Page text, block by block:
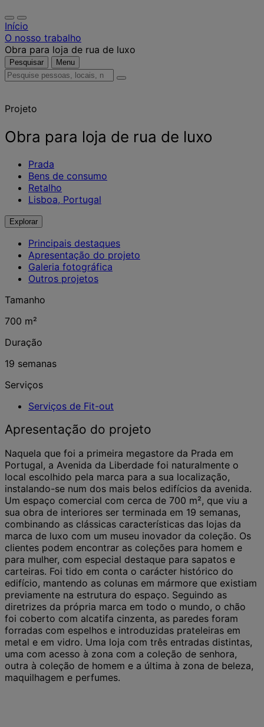
Início
O nosso trabalho
Obra para loja de rua de luxo
Pesquisar Menu
Pesquise
notícias
informações
Projeto
Obra para loja de rua de luxo
Prada
Bens de consumo
Retalho
Lisboa, Portugal
Explorar
Principais destaques
Apresentação do projeto
Galeria fotográfica
Outros projetos
Tamanho
700 m²
Duração
19 semanas
Serviços
Serviços de Fit-out
Apresentação do projeto
Naquela que foi a primeira megastore da Prada em
Portugal, a Avenida da Liberdade foi naturalmente o
local escolhido pela marca para a sua localização,
instalando-se num dos mais belos edifícios da avenida.
Um espaço comercial com cerca de 700 m², que viu a
sua obra de interiores ser terminada em 19 semanas,
combinando as clássicas características das lojas da
marca de luxo com um museu inovador da coleção. Os
clientes podem encontrar as coleções para homem e
para mulher, com especial destaque para sapatos e
carteiras. Foi tido em conta o carácter histórico do
edifício, mantendo as colunas em mármore que existiam
previamente na estrutura do espaço. Seguindo as
diretrizes da própria marca em todo o mundo, o chão
foi coberto com alcatifa cinzenta, as paredes foram
forradas com espelhos e introduzidas prateleiras em
metal e em vidro. Uma loja com três entradas distintas,
uma com acesso à zona com a coleção de senhora,
outra à coleção de homem e a última à zona de beleza,
maquilhagem e perfumes.